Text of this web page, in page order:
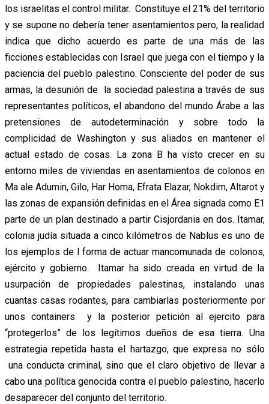
los israelitas el control militar. Constituye el 21% del territorio
y se supone no debería tener asentamientos pero, la realidad
indica que dicho acuerdo es parte de una más de las
ficciones establecidas con Israel que juega con el tiempo y la
paciencia del pueblo palestino. Consciente del poder de sus
armas, la desunión de la sociedad palestina a través de sus
representantes políticos, el abandono del mundo Árabe a las
pretensiones de autodeterminación y sobre todo la
complicidad de Washington y sus aliados en mantener el
actual estado de cosas. La zona B ha visto crecer en su
entorno miles de viviendas en asentamientos de colonos en
Ma ale Adumin, Gilo, Har Homa, Efrata Elazar, Nokdim, Altarot y
las zonas de expansión definidas en el Área signada como E1
parte de un plan destinado a partir Cisjordania en dos. Itamar,
colonia judía situada a cinco kilómetros de Nablus es uno de
los ejemplos de l forma de actuar mancomunada de colonos,
ejército y gobierno. Itamar ha sido creada en virtud de la
usurpación de propiedades palestinas, instalando unas
cuantas casas rodantes, para cambiarlas posteriormente por
unos containers y la posterior petición al ejercito para
“protegerlos” de los legítimos dueños de esa tierra. Una
estrategia repetida hasta el hartazgo, que expresa no sólo
una conducta criminal, sino que el claro objetivo de llevar a
cabo una política genocida contra el pueblo palestino, hacerlo
desaparecer del conjunto del territorio.